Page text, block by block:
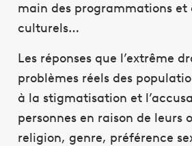
main des programmations et
culturels…
Les réponses que l’extrême
problèmes réels des
à la stigmatisation et
personnes en raison de leurs
religion, genre, préférence